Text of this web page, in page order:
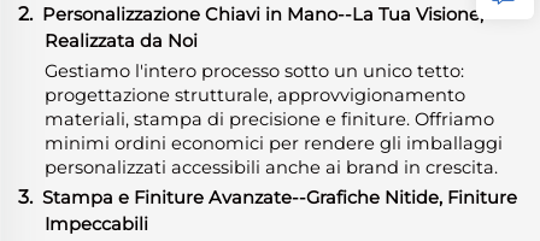
2. Personalizzazione Chiavi in Mano--La Tua Visione,
Realizzata da Noi
Gestiamo l'intero processo sotto un unico tetto:
progettazione strutturale, approvvigionamento
materiali, stampa di precisione e finiture. Offriamo
minimi ordini economici per rendere gli imballaggi
personalizzati accessibili anche ai brand in crescita.
3. Stampa e Finiture Avanzate--Grafiche Nitide, Finiture
Impeccabili